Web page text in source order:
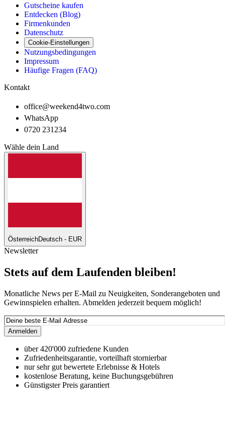
Gutscheine kaufen
Entdecken (Blog)
Firmenkunden
Datenschutz
Cookie-Einstellungen
Nutzungsbedingungen
Impressum
Häufige Fragen (FAQ)
Kontakt
office@weekend4two.com
WhatsApp
0720 231234
Wähle dein Land
ÖsterreichDeutsch - EUR
Newsletter
Stets auf dem Laufenden bleiben!
Monatliche News per E-Mail zu Neuigkeiten, Sonderangeboten und
Gewinnspielen erhalten. Abmelden jederzeit bequem möglich!
Anmelden
über 420'000 zufriedene Kunden
Zufriedenheitsgarantie, vorteilhaft stornierbar
nur sehr gut bewertete Erlebnisse & Hotels
kostenlose Beratung, keine Buchungsgebühren
Günstigster Preis garantiert